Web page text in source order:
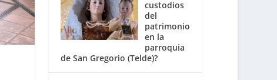
custodios
del
patrimonio
en la
parroquia
de San Gregorio (Telde)?